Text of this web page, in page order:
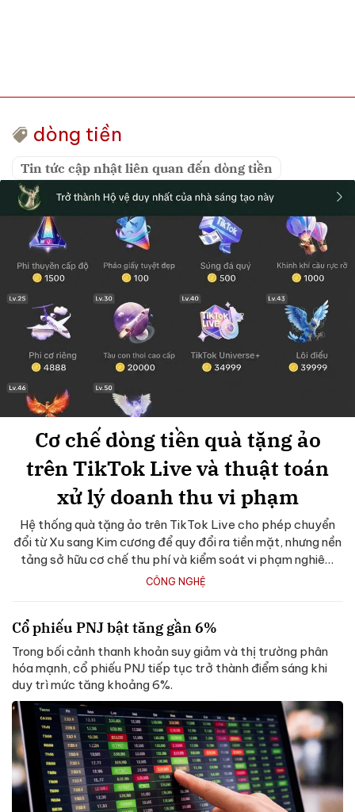
dòng tiền
Tin tức cập nhật liên quan đến dòng tiền
Cơ chế dòng tiền quà tặng ảo
trên TikTok Live và thuật toán
xử lý doanh thu vi phạm
Hệ thống quà tặng ảo trên TikTok Live cho phép chuyển
đổi từ Xu sang Kim cương để quy đổi ra tiền mặt, nhưng nền
tảng sở hữu cơ chế thu phí và kiểm soát vi phạm nghiêm
ngặt.
CÔNG NGHỆ
Cổ phiếu PNJ bật tăng gần 6%
Trong bối cảnh thanh khoản suy giảm và thị trường phân
hóa mạnh, cổ phiếu PNJ tiếp tục trở thành điểm sáng khi
duy trì mức tăng khoảng 6%.